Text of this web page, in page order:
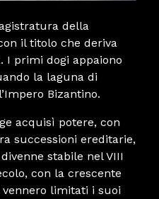
della
il titolo che deriva
I primi dogi appaiono
la laguna di
Bizantino.
acquisì potere, con
successioni ereditarie,
stabile nel VIII
con la crescente
vennero limitati i suoi